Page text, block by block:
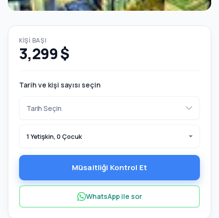
KIŞI BAŞI
3,299 $
Tarih ve kişi sayısı seçin
1 Yetişkin, 0 Çocuk
Müsaitliği Kontrol Et
WhatsApp ile sor